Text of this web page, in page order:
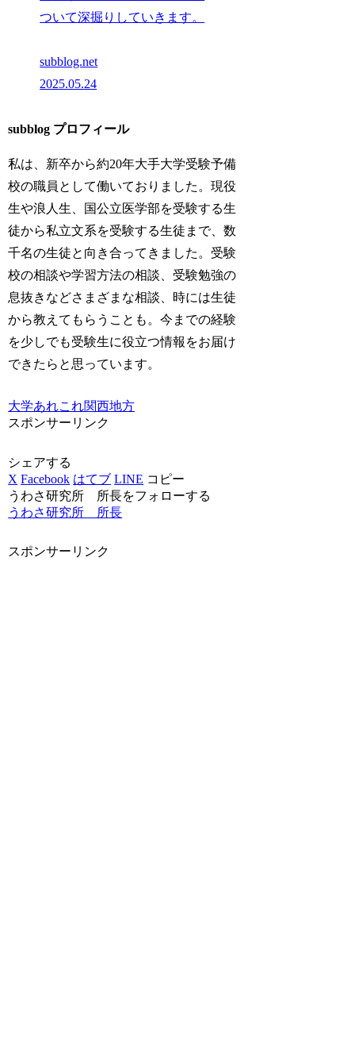
ついて深掘りしていきます。
subblog.net
2025.05.24
subblog プロフィール
私は、新卒から約20年大手大学受験予備
校の職員として働いておりました。現役
生や浪人生、国公立医学部を受験する生
徒から私立文系を受験する生徒まで、数
千名の生徒と向き合ってきました。受験
校の相談や学習方法の相談、受験勉強の
息抜きなどさまざまな相談、時には生徒
から教えてもらうことも。今までの経験
を少しでも受験生に役立つ情報をお届け
できたらと思っています。
大学あれこれ関西地方
スポンサーリンク
シェアする
X Facebook はてブ LINE コピー
うわさ研究所 所長をフォローする
うわさ研究所 所長
スポンサーリンク